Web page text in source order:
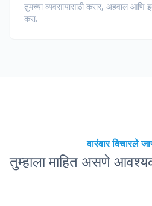
तुमच्या व्यवसायासाठी करार, अहवाल आणि
करा.
वारंवार विचारले
तुम्हाला माहित असणे